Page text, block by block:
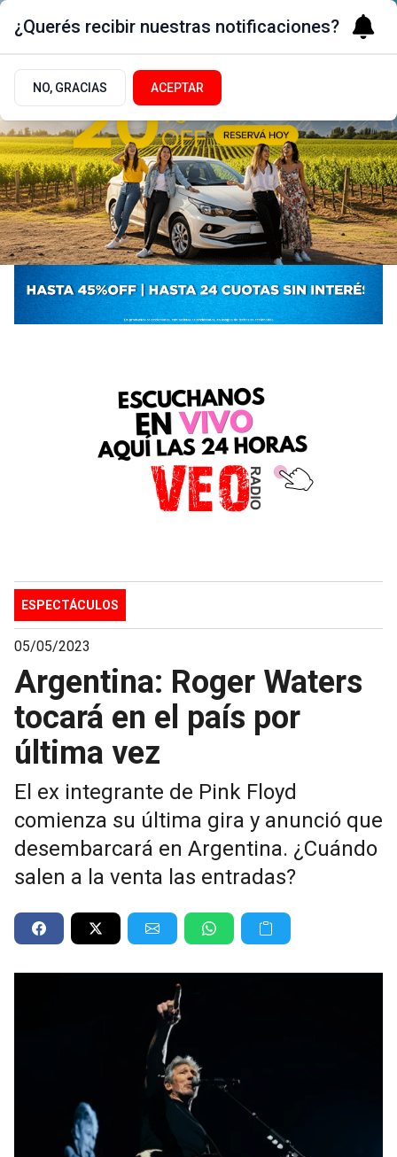
ESPECTÁCULOS
05/05/2023
Argentina: Roger Waters
tocará en el país por
última vez
El ex integrante de Pink Floyd
comienza su última gira y anunció que
desembarcará en Argentina. ¿Cuándo
salen a la venta las entradas?
¿Querés recibir nuestras notificaciones?
NO, GRACIAS ACEPTAR